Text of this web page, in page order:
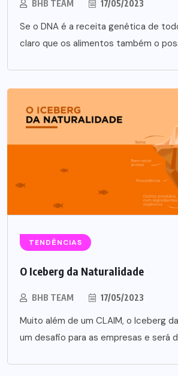
BHB TEAM 17/05/2023
Se o DNA é a receita genética de
claro que os alimentos também o
TENDÊNCIAS
O Iceberg da Naturalidade
BHB TEAM 17/05/2023
Muito além de um CLAIM, o Iceberg
um desafio para as empresas e será